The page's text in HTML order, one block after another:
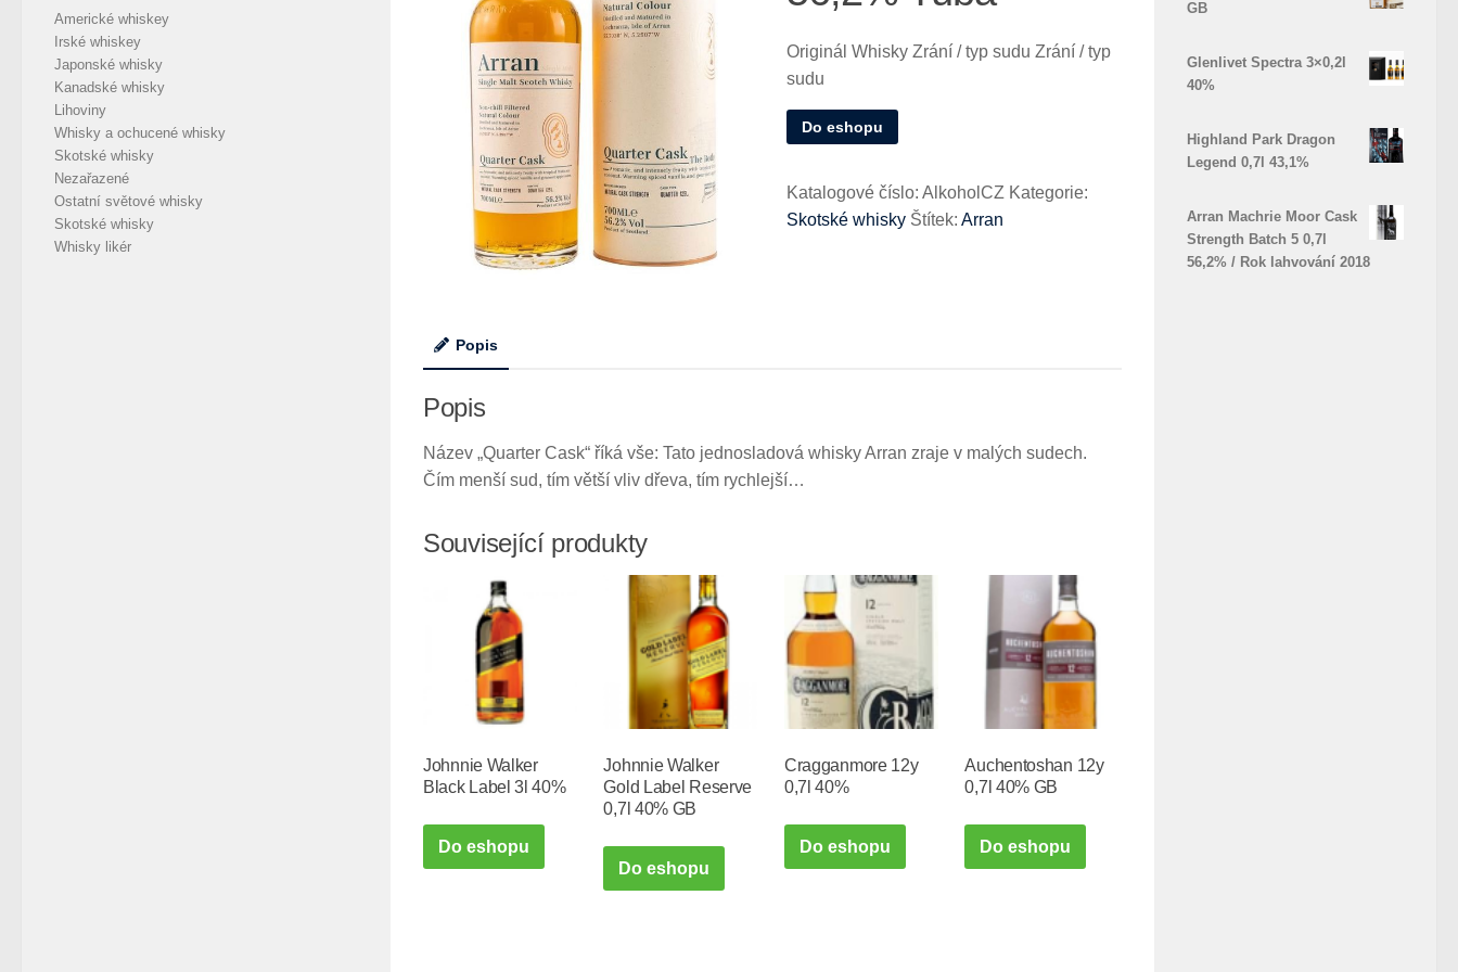
Originál Whisky Zrání / typ sudu Zrání / typ
sudu
Do eshopu
Katalogové číslo: AlkoholCZ Kategorie:
Skotské whisky Štítek: Arran
Popis
Popis
Název „Quarter Cask“ říká vše: Tato jednosladová whisky Arran zraje v malých sudech.
Čím menší sud, tím větší vliv dřeva, tím rychlejší…
Související produkty
Johnnie Walker
Black Label 3l 40%
Do eshopu
Johnnie Walker
Gold Label Reserve
0,7l 40% GB
Do eshopu
Cragganmore 12y
0,7l 40%
Do eshopu
Auchentoshan 12y
0,7l 40% GB
Do eshopu
Americké whiskey
Irské whiskey
Japonské whisky
Kanadské whisky
Lihoviny
Whisky a ochucené whisky
Skotské whisky
Nezařazené
Ostatní světové whisky
Skotské whisky
Whisky likér
GB
Glenlivet Spectra 3×0,2l
40%
Highland Park Dragon
Legend 0,7l 43,1%
Arran Machrie Moor Cask
Strength Batch 5 0,7l
56,2% / Rok lahvování 2018